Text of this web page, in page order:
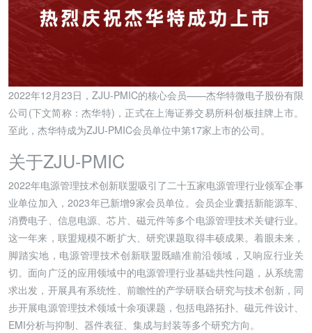
2022年12月23日，ZJU-PMIC的核心会员——杰华特微电子股份有限
公司(下文简称：杰华特)，正式在上海证券交易所科创板挂牌上市。
至此，杰华特成为ZJU-PMIC会员单位中第17家上市的公司。
关于ZJU-PMIC
2022年电源管理技术创新联盟吸引了二十五家电源管理行业领军企事
业单位加入，2023年已新增9家会员单位。会员企业囊括新能源车、
消费电子、信息电源、芯片、磁元件等多个电源管理技术关键行业。
这一年来，联盟规模不断扩大、研究课题取得丰硕成果。着眼未来，
脚踏实地，电源管理技术创新联盟既瞄准前沿领域，又响应行业关
切。面向广泛的应用领域中的电源管理行业基础共性问题，从系统需
求出发，开展具有系统性、前瞻性的产学研联合研究与技术创新，同
步开展电源管理技术领域十余项课题，包括电路拓扑、磁元件设计、
EMI分析与抑制、器件表征、集成与封装等多个研究方向。